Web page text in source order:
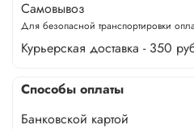
Самовывоз
Для безопасной транспортировки
Курьерская доставка - 350
Способы оплаты
Банковской картой